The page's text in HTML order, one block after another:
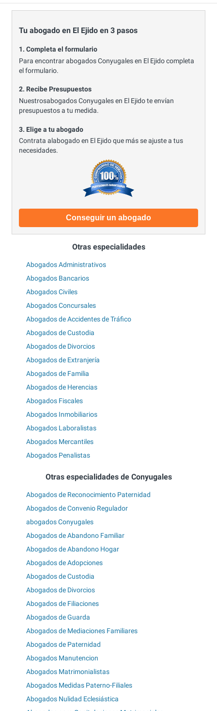
Tu abogado en El Ejido en 3 pasos
1. Completa el formulario
Para encontrar abogados Conyugales en El Ejido completa
el formulario.
2. Recibe Presupuestos
Nuestrosabogados Conyugales en El Ejido te envían
presupuestos a tu medida.
3. Elige a tu abogado
Contrata alabogado en El Ejido que más se ajuste a tus
necesidades.
Conseguir un abogado
Otras especialidades
Abogados Administrativos
Abogados Bancarios
Abogados Civiles
Abogados Concursales
Abogados de Accidentes de Tráfico
Abogados de Custodia
Abogados de Divorcios
Abogados de Extranjería
Abogados de Familia
Abogados de Herencias
Abogados Fiscales
Abogados Inmobiliarios
Abogados Laboralistas
Abogados Mercantiles
Abogados Penalistas
Otras especialidades de Conyugales
Abogados de Reconocimiento Paternidad
Abogados de Convenio Regulador
abogados Conyugales
Abogados de Abandono Familiar
Abogados de Abandono Hogar
Abogados de Adopciones
Abogados de Custodia
Abogados de Divorcios
Abogados de Filiaciones
Abogados de Guarda
Abogados de Mediaciones Familiares
Abogados de Paternidad
Abogados Manutencion
Abogados Matrimonialistas
Abogados Medidas Paterno-Filiales
Abogados Nulidad Eclesiástica